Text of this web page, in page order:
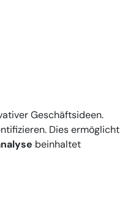
Geschäftsideen.
Dies ermöglicht
beinhaltet